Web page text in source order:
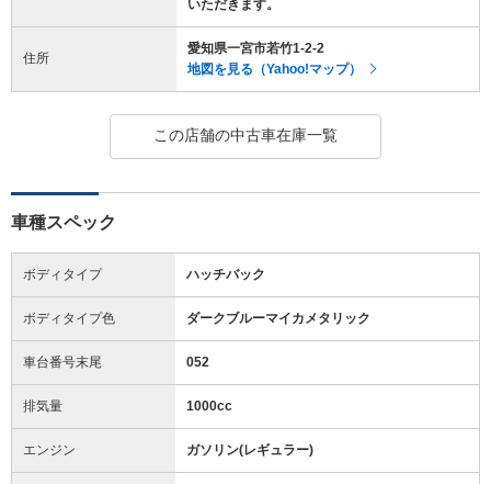
いただきます。
住所
愛知県一宮市若竹1-2-2
地図を見る（Yahoo!マップ）
この店舗の中古車在庫一覧
車種スペック
ボディタイプ ハッチバック
ボディタイプ色 ダークブルーマイカメタリック
車台番号末尾 052
排気量 1000cc
エンジン ガソリン(レギュラー)